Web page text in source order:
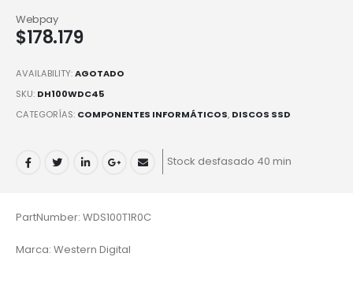
$178.179
Webpay
AVAILABILITY:AGOTADO
SKU: DH100WDC45
CATEGORÍAS: COMPONENTES INFORMÁTICOS, DISCOS SSD
Stock desfasado 40 min
PartNumber: WDS100T1R0C
Marca: Western Digital